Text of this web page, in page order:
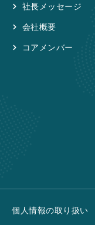
社長メッセージ
会社概要
コアメンバー
個人情報の取り扱い